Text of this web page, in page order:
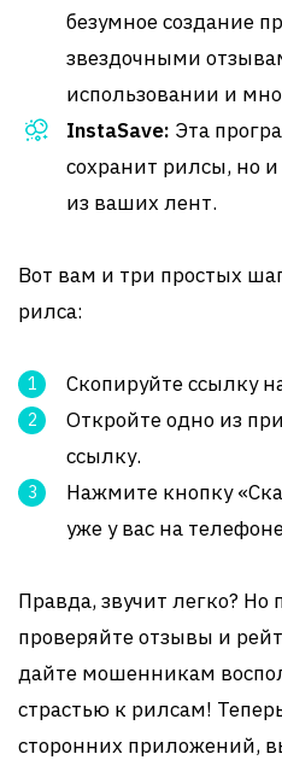
безумное создание
звездочными
использовании и
InstaSave: Эта
сохранит рилсы, но
из ваших лент.
Вот вам и три простых
рилса:
Скопируйте ссылку
Откройте одно из
ссылку.
Нажмите кнопку
уже у вас на
Правда, звучит легко? Но
проверяйте отзывы и
дайте мошенникам
страстью к рилсам!
сторонних приложений,